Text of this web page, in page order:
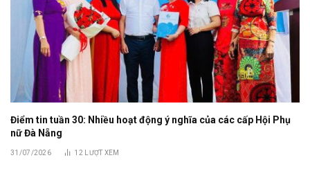
Điểm tin tuần 30: Nhiều hoạt động ý nghĩa của các cấp Hội Phụ
nữ Đà Nẵng
31/07/2026 12 LƯỢT XEM